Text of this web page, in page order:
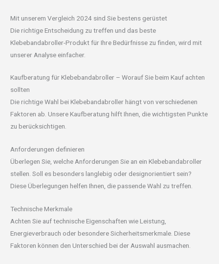
Mit unserem Vergleich 2024 sind Sie bestens gerüstet
Die richtige Entscheidung zu treffen und das beste
Klebebandabroller-Produkt für Ihre Bedürfnisse zu finden, wird mit
unserer Analyse einfacher.
Kaufberatung für Klebebandabroller – Worauf Sie beim Kauf achten
sollten
Die richtige Wahl bei Klebebandabroller hängt von verschiedenen
Faktoren ab. Unsere Kaufberatung hilft Ihnen, die wichtigsten Punkte
zu berücksichtigen.
Anforderungen definieren
Überlegen Sie, welche Anforderungen Sie an ein Klebebandabroller
stellen. Soll es besonders langlebig oder designorientiert sein?
Diese Überlegungen helfen Ihnen, die passende Wahl zu treffen.
Technische Merkmale
Achten Sie auf technische Eigenschaften wie Leistung,
Energieverbrauch oder besondere Sicherheitsmerkmale. Diese
Faktoren können den Unterschied bei der Auswahl ausmachen.